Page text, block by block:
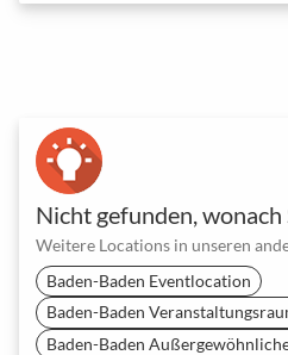
Nicht gefunden, wonach
Weitere Locations in unseren
Baden-Baden Eventlocation
Baden-Baden
Baden-Baden